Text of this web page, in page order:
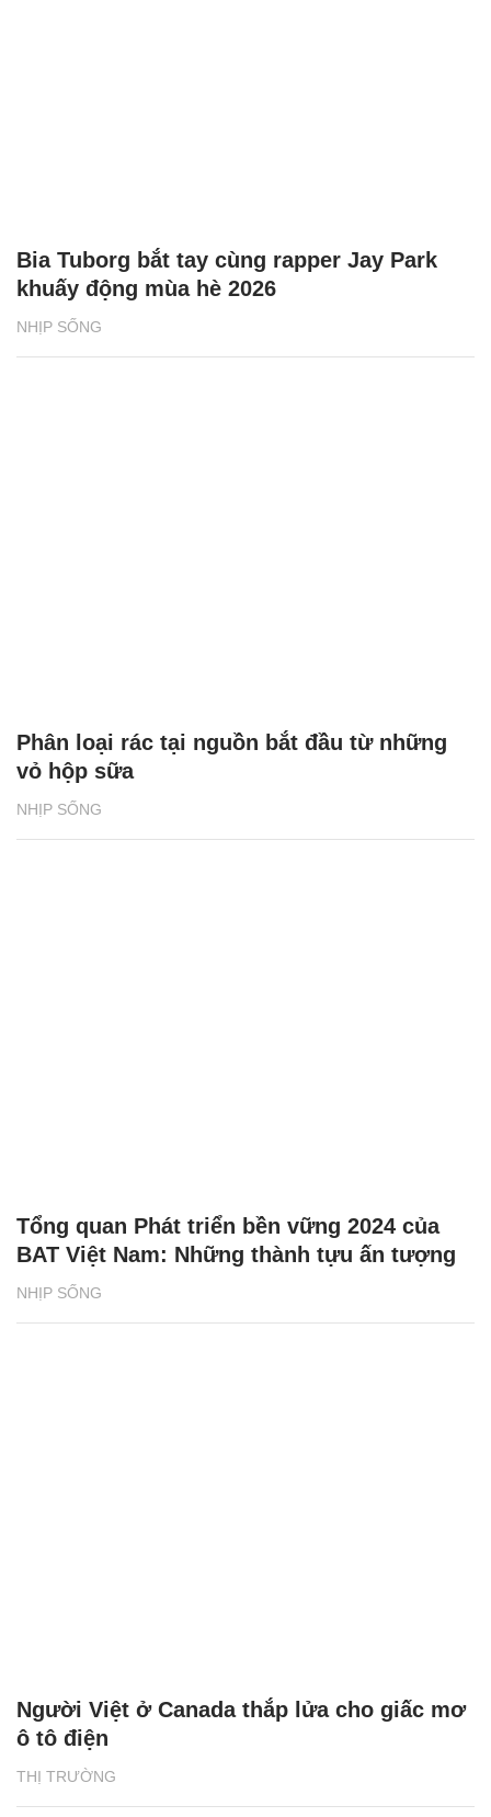
NHỊP SỐNG
Bia Tuborg bắt tay cùng rapper Jay Park
khuấy động mùa hè 2026
NHỊP SỐNG
Phân loại rác tại nguồn bắt đầu từ những
vỏ hộp sữa
NHỊP SỐNG
Tổng quan Phát triển bền vững 2024 của
BAT Việt Nam: Những thành tựu ấn tượng
THỊ TRƯỜNG
Người Việt ở Canada thắp lửa cho giấc mơ
ô tô điện